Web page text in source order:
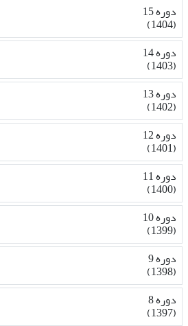
دوره 15
(1404)
دوره 14
(1403)
دوره 13
(1402)
دوره 12
(1401)
دوره 11
(1400)
دوره 10
(1399)
دوره 9
(1398)
دوره 8
(1397)